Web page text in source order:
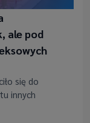
ale pod
się do
innych